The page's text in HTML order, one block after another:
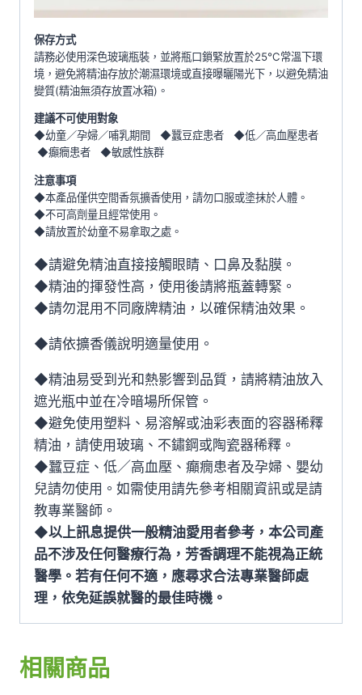
保存方式
請務必使用深色玻璃瓶裝，並將瓶口鎖緊放置於25℃常溫下環
境，避免將精油存放於潮濕環境或直接曝曬陽光下，以避免精油
變質(精油無須存放置冰箱)。
建議不可使用對象
◆幼童／孕婦／哺乳期間 ◆蠶豆症患者 ◆低／高血壓患者
◆癲癇患者 ◆敏感性族群
注意事項
◆本產品僅供空間香氛擴香使用，請勿口服或塗抹於人體。
◆不可高劑量且經常使用。
◆請放置於幼童不易拿取之處。
◆請避免精油直接接觸眼睛、口鼻及黏膜。
◆精油的揮發性高，使用後請將瓶蓋轉緊。
◆請勿混用不同廠牌精油，以確保精油效果。
◆請依擴香儀說明適量使用。
◆精油易受到光和熱影響到品質，請將精油放入
遮光瓶中並在冷暗場所保管。
◆避免使用塑料、易溶解或油彩表面的容器稀釋
精油，請使用玻璃、不鏽鋼或陶瓷器稀釋。
◆蠶豆症、低／高血壓、癲癇患者及孕婦、嬰幼
兒請勿使用。如需使用請先參考相關資訊或是請
教專業醫師。
◆以上訊息提供一般精油愛用者參考，本公司產
品不涉及任何醫療行為，芳香調理不能視為正統
醫學。若有任何不適，應尋求合法專業醫師處
理，依免延誤就醫的最佳時機。
相關商品